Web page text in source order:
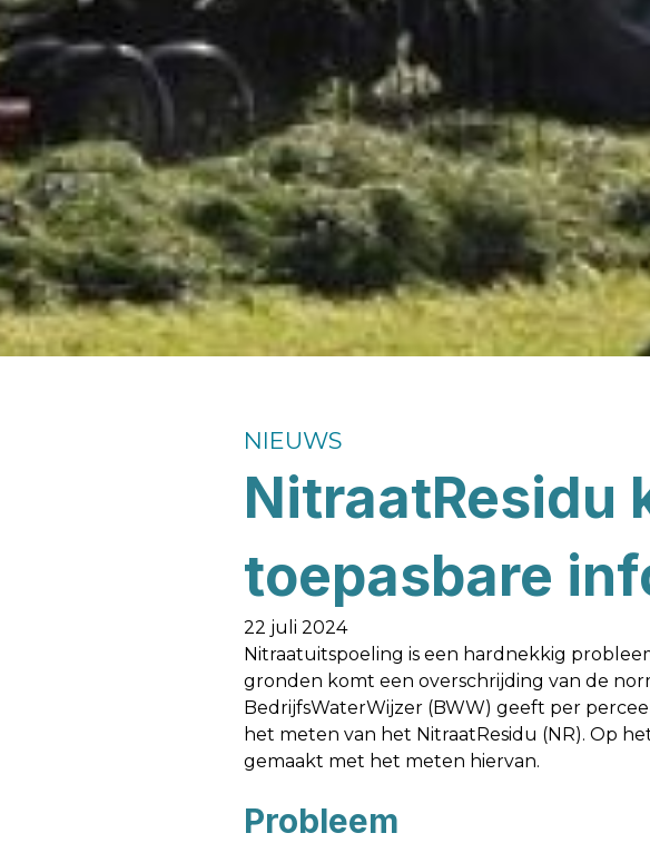
NIEUWS
NitraatResidu
toepasbare
22 juli 2024
Nitraatuitspoeling is een hardnekkig
gronden komt een overschrijding van de
BedrijfsWaterWijzer (BWW) geeft per
het meten van het NitraatResidu (NR). Op
gemaakt met het meten hiervan.
Probleem